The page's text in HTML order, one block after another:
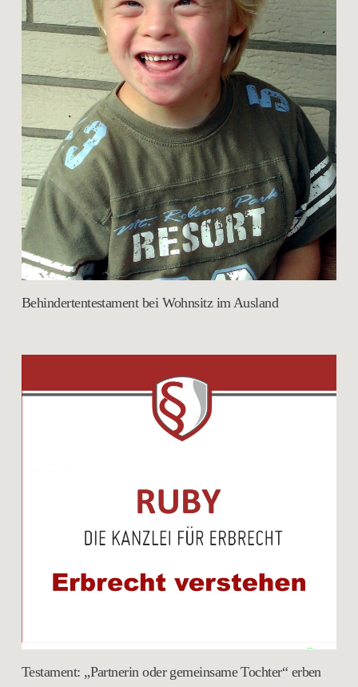
Behindertentestament bei Wohnsitz im Ausland
Testament: „Partnerin oder gemeinsame Tochter“ erben